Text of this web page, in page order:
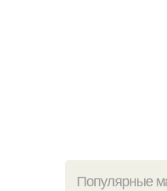
Популярные